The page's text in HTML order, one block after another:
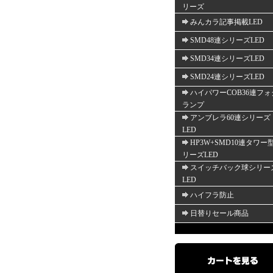
リーズ
みんカラ記事掲載LED
SMD48連シリーズLED
SMD34連シリーズLED
SMD24連シリーズLED
ハイパワーCOB36連フォ
ランプ
アンブレラ60連シリーズ
LED
HP3W+SMD10連タワー
リーズLED
スイッチバック球シリー
LED
ハイフラ防止
日替りセール商品